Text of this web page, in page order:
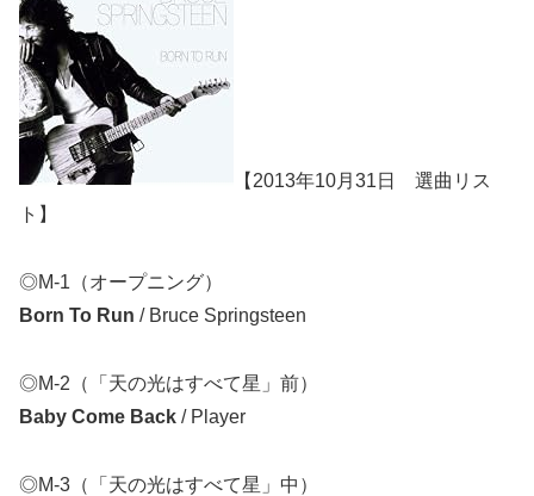
【2013年10月31日 選曲リス
ト】
◎M-1（オープニング）
Born To Run / Bruce Springsteen
◎M-2（「天の光はすべて星」前）
Baby Come Back / Player
◎M-3（「天の光はすべて星」中）